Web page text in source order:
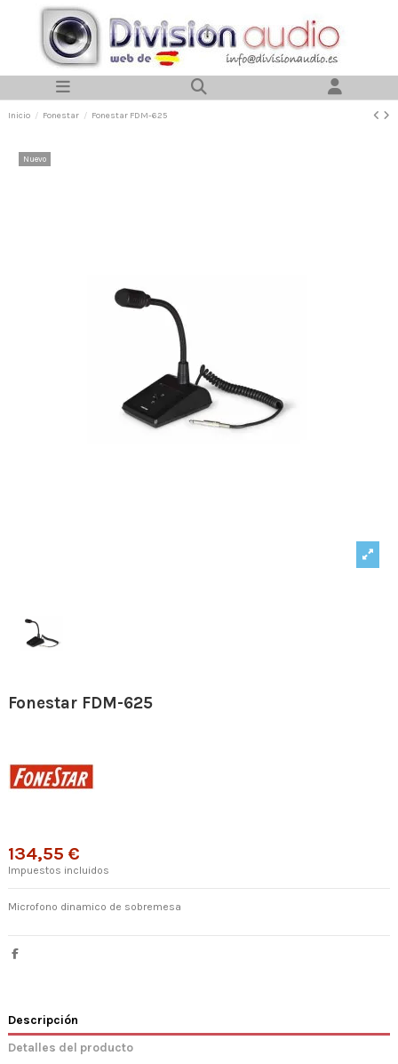
Inicio Fonestar Fonestar FDM-625
Nuevo
Fonestar FDM-625
134,55 €
Impuestos incluidos
Microfono dinamico de sobremesa
Descripción
Detalles del producto